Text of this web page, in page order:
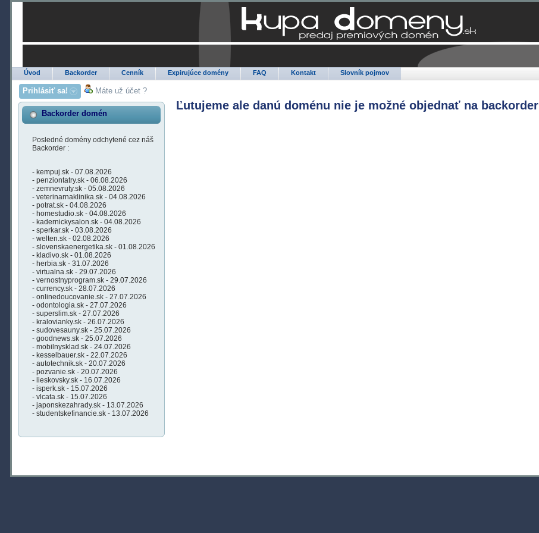
Úvod Backorder Cenník Expirujúce domény FAQ Kontakt Slovník pojmov
Prihlásiť sa! Máte už účet ?
Backorder domén
Posledné domény odchytené cez náš
Backorder :
- kempuj.sk - 07.08.2026
- penziontatry.sk - 06.08.2026
- zemnevruty.sk - 05.08.2026
- veterinarnaklinika.sk - 04.08.2026
- potrat.sk - 04.08.2026
- homestudio.sk - 04.08.2026
- kadernickysalon.sk - 04.08.2026
- sperkar.sk - 03.08.2026
- welten.sk - 02.08.2026
- slovenskaenergetika.sk - 01.08.2026
- kladivo.sk - 01.08.2026
- herbia.sk - 31.07.2026
- virtualna.sk - 29.07.2026
- vernostnyprogram.sk - 29.07.2026
- currency.sk - 28.07.2026
- onlinedoucovanie.sk - 27.07.2026
- odontologia.sk - 27.07.2026
- superslim.sk - 27.07.2026
- kralovianky.sk - 26.07.2026
- sudovesauny.sk - 25.07.2026
- goodnews.sk - 25.07.2026
- mobilnysklad.sk - 24.07.2026
- kesselbauer.sk - 22.07.2026
- autotechnik.sk - 20.07.2026
- pozvanie.sk - 20.07.2026
- lieskovsky.sk - 16.07.2026
- isperk.sk - 15.07.2026
- vlcata.sk - 15.07.2026
- japonskezahrady.sk - 13.07.2026
- studentskefinancie.sk - 13.07.2026
Ľutujeme ale danú doménu nie je možné objednať na backorder